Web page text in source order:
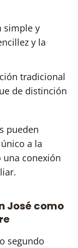
simple y
y la
tradicional
de distinción
pueden
a la
una conexión
José como
segundo